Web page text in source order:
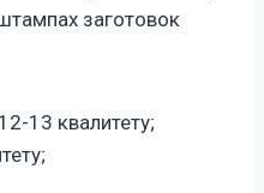
заготовок
13 квалитету;